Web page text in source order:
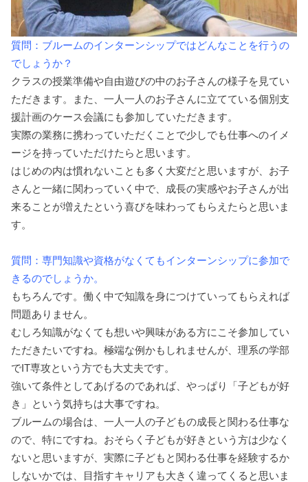
質問：ブルームのインターンシップではどんなことを行うの
でしょうか？
クラスの授業準備や自由遊びの中のお子さんの様子を見てい
ただきます。また、一人一人のお子さんに立てている個別支
援計画のケース会議にも参加していただきます。
実際の業務に携わっていただくことで少しでも仕事へのイメ
ージを持っていただけたらと思います。
はじめの内は慣れないことも多く大変だと思いますが、お子
さんと一緒に関わっていく中で、成長の実感やお子さんが出
来ることが増えたという喜びを味わってもらえたらと思いま
す。
質問：専門知識や資格がなくてもインターンシップに参加で
きるのでしょうか。
もちろんです。働く中で知識を身につけていってもらえれば
問題ありません。
むしろ知識がなくても想いや興味がある方にこそ参加してい
ただきたいですね。極端な例かもしれませんが、理系の学部
でIT専攻という方でも大丈夫です。
強いて条件としてあげるのであれば、やっぱり「子どもが好
き」という気持ちは大事ですね。
ブルームの場合は、一人一人の子どもの成長と関わる仕事な
ので、特にですね。おそらく子どもが好きという方は少なく
ないと思いますが、実際に子どもと関わる仕事を経験するか
しないかでは、目指すキャリアも大きく違ってくると思いま